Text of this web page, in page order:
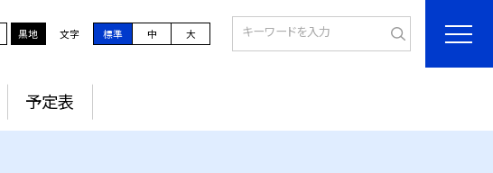
黒地 文字 標準 中 大
予定表